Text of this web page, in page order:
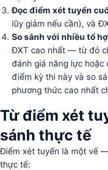
Đọc điểm xét tuyển
lũy giảm nếu cần), và
So sánh với nhiều tổ
ĐXT cao nhất — từ đó
đánh giá năng lực hoặc
điểm kỳ thi này và so
phương thức cao nhất
Từ điểm xét
sánh thực tế
Điểm xét tuyển là một vế
thực tế: